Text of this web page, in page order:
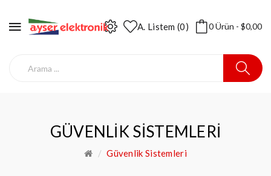
A. Listem (0) 0 Ürün - $0,00
GÜVENLIK SISTEMLERI
Güvenlik Sistemleri